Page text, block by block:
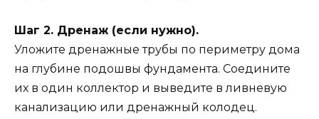
Шаг 2. Дренаж (если нужно).
Уложите дренажные трубы по периметру дома
на глубине подошвы фундамента. Соедините
их в один коллектор и выведите в ливневую
канализацию или дренажный колодец.